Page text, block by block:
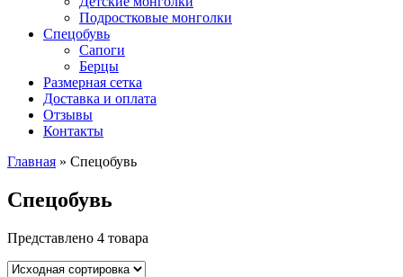
Подростковые монголки
Спецобувь
Сапоги
Берцы
Размерная сетка
Доставка и оплата
Отзывы
Контакты
Главная » Спецобувь
Спецобувь
Представлено 4 товара